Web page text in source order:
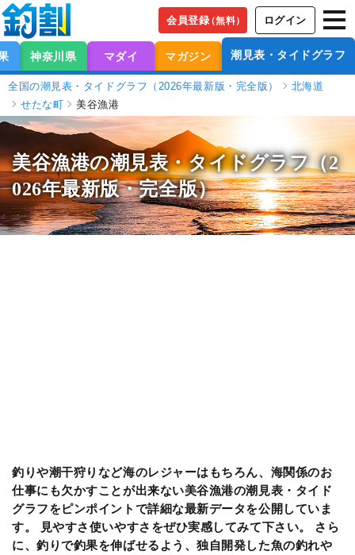
会員登録（無料） ログイン
神奈川県 マダイ マガジン 潮見表・タイドグラフ
全国の潮見表・タイドグラフ（2026年最新版・完全版）
北海道
せたな町
美谷漁港
美谷漁港の潮見表・タイドグラフ（2
026年最新版・完全版）
釣りや潮干狩りなど海のレジャーはもちろん、海関係のお
仕事にも欠かすことが出来ない美谷漁港の潮見表・タイド
グラフをピンポイントで詳細な最新データを公開していま
す。 見やすさ使いやすさをぜひ実感してみて下さい。 さら
に、釣りで釣果を伸ばせるよう、独自開発した魚の釣れや